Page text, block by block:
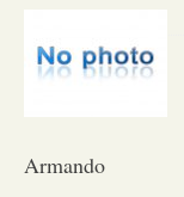
Armando